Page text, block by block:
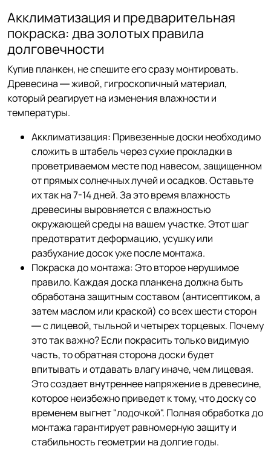
Акклиматизация и предварительная
покраска: два золотых правила
долговечности
Купив планкен, не спешите его сразу монтировать.
Древесина — живой, гигроскопичный материал,
который реагирует на изменения влажности и
температуры.
Акклиматизация: Привезенные доски необходимо
сложить в штабель через сухие прокладки в
проветриваемом месте под навесом, защищенном
от прямых солнечных лучей и осадков. Оставьте
их так на 7-14 дней. За это время влажность
древесины выровняется с влажностью
окружающей среды на вашем участке. Этот шаг
предотвратит деформацию, усушку или
разбухание досок уже после монтажа.
Покраска до монтажа: Это второе нерушимое
правило. Каждая доска планкена должна быть
обработана защитным составом (антисептиком, а
затем маслом или краской) со всех шести сторон
— с лицевой, тыльной и четырех торцевых. Почему
это так важно? Если покрасить только видимую
часть, то обратная сторона доски будет
впитывать и отдавать влагу иначе, чем лицевая.
Это создает внутреннее напряжение в древесине,
которое неизбежно приведет к тому, что доску со
временем выгнет "лодочкой". Полная обработка до
монтажа гарантирует равномерную защиту и
стабильность геометрии на долгие годы.